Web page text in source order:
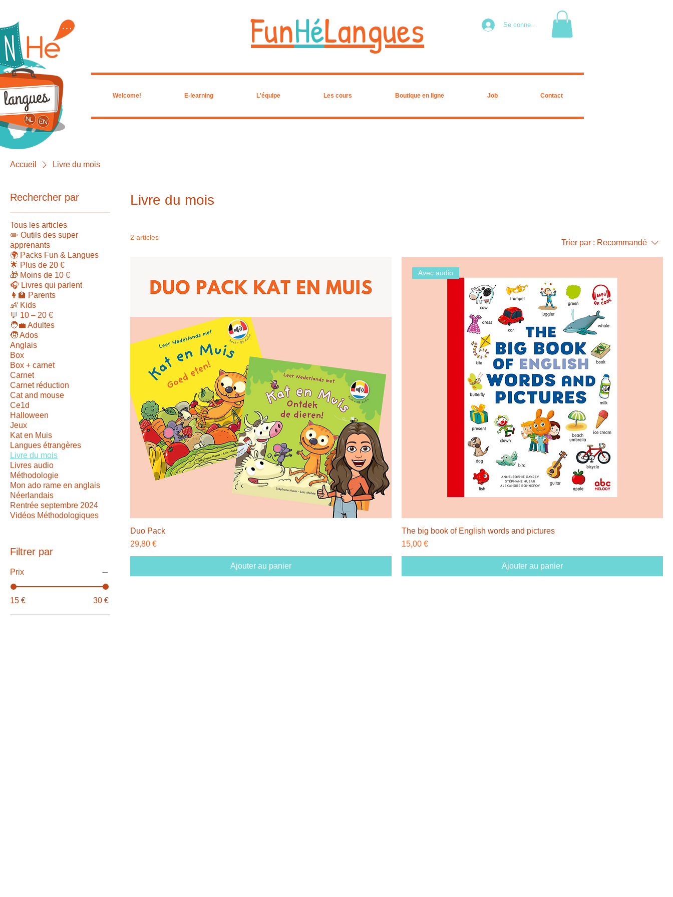
FunHéLangues Se connecter
Welcome! E-learning L'équipe Les cours Boutique en ligne Job Contact
Accueil Livre du mois
Rechercher par
Tous les articles
✏️ Outils des super
apprenants
🌍 Packs Fun & Langues
🌟 Plus de 20 €
🎁 Moins de 10 €
🎧 Livres qui parlent
👩‍🏫 Parents
👶 Kids
💬 10 – 20 €
🧑‍💼 Adultes
🧒 Ados
Anglais
Box
Box + carnet
Carnet
Carnet réduction
Cat and mouse
Ce1d
Halloween
Jeux
Kat en Muis
Langues étrangères
Livre du mois
Livres audio
Méthodologie
Mon ado rame en anglais
Néerlandais
Rentrée septembre 2024
Vidéos Méthodologiques
Filtrer par
Prix
15 € 30 €
Livre du mois
2 articles
Trier par : Recommandé
Duo Pack
Prix
29,80 €
Ajouter au panier
Avec audio
The big book of English words and pictures
Prix
15,00 €
Ajouter au panier